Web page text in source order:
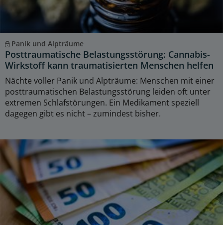
Panik und Alpträume
Posttraumatische Belastungsstörung: Cannabis-
Wirkstoff kann traumatisierten Menschen helfen
Nächte voller Panik und Alpträume: Menschen mit einer
posttraumatischen Belastungsstörung leiden oft unter
extremen Schlafstörungen. Ein Medikament speziell
dagegen gibt es nicht – zumindest bisher.